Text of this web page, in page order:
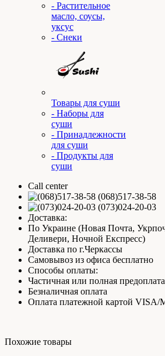
- Растительное
масло, соусы,
уксус
- Снеки
Товары для суши
- Наборы для
суши
- Принадлежности
для суши
- Продукты для
суши
Call center
(068)517-38-58
(073)024-20-03
Доставка:
По Украине (Новая Почта,
Деливери, Ночной Експресс)
Доставка по г.Черкассы
Самовывоз из офиса бесплатно
Способы оплаты:
Частичная или полная
Безналичная оплата
Оплата платежной картой VISA/
Похожие товары